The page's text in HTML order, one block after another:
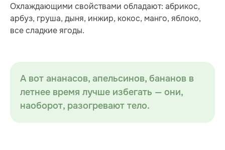
Охлаждающими свойствами обладают: абрикос,
арбуз, груша, дыня, инжир, кокос, манго, яблоко,
все сладкие ягоды.
А вот ананасов, апельсинов, бананов в
летнее время лучше избегать — они,
наоборот, разогревают тело.